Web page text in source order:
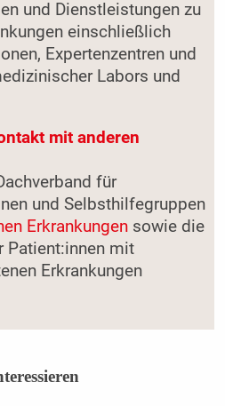
und Dienstleistungen zu
einschließlich
Expertenzentren und
Labors und
mit anderen
für
und Selbsthilfegruppen
Erkrankungensowie die
Patient:innen mit
Erkrankungen